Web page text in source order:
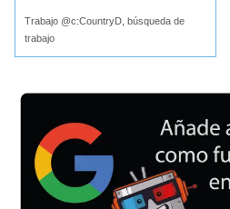
Trabajo @c:CountryD, búsqueda de
trabajo